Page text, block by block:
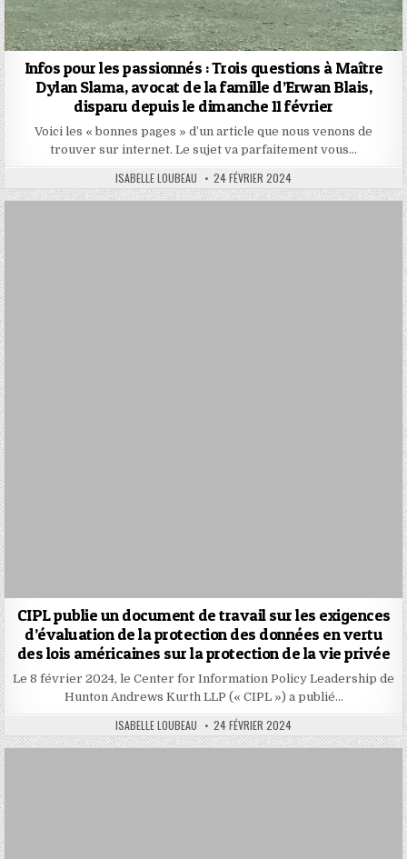
Infos pour les passionnés : Trois questions à Maître
Dylan Slama, avocat de la famille d’Erwan Blais,
disparu depuis le dimanche 11 février
Voici les « bonnes pages » d’un article que nous venons de
trouver sur internet. Le sujet va parfaitement vous…
AUTHOR:
ISABELLE LOUBEAU PUBLISHED
DATE:
24 FÉVRIER 2024
CIPL publie un document de travail sur les exigences
d’évaluation de la protection des données en vertu
des lois américaines sur la protection de la vie privée
Le 8 février 2024, le Center for Information Policy Leadership de
Hunton Andrews Kurth LLP (« CIPL ») a publié…
AUTHOR:
ISABELLE LOUBEAU PUBLISHED
DATE:
24 FÉVRIER 2024